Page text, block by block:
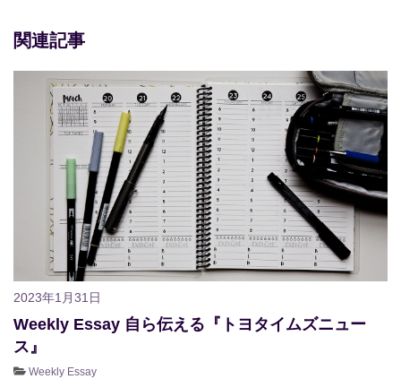
関連記事
2023年1月31日
Weekly Essay 自ら伝える『トヨタイムズニュー
ス』
Weekly Essay